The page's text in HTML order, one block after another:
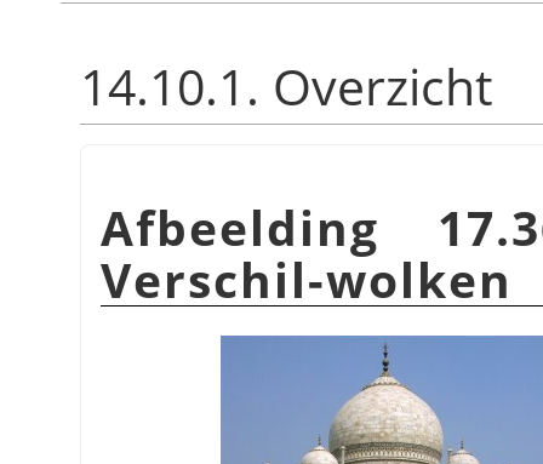
14.10.1. Overzicht
Afbeelding
Verschil-wolken